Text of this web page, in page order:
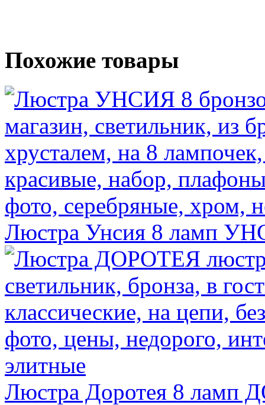
Похожие товары
Люстра Унсия 8 ламп
Люстра Доротея 8 ламп